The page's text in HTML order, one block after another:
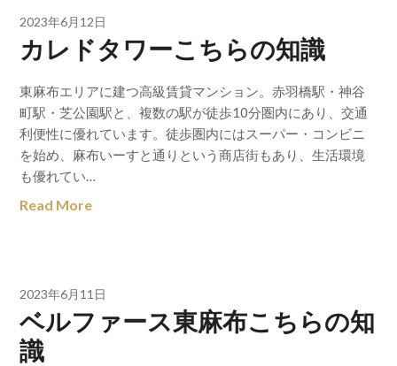
2023年6月12日
カレドタワーこちらの知識
東麻布エリアに建つ高級賃貸マンション。赤羽橋駅・神谷
町駅・芝公園駅と、複数の駅が徒歩10分圏内にあり、交通
利便性に優れています。徒歩圏内にはスーパー・コンビニ
を始め、麻布いーすと通りという商店街もあり、生活環境
も優れてい…
Read More
2023年6月11日
ベルファース東麻布こちらの知
識